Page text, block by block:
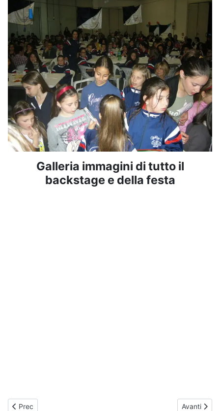
Galleria immagini di tutto il
backstage e della festa
Articolo precedente: Anno 2015-2016 - Quattro anni insieme!
Prec Articolo
Avanti